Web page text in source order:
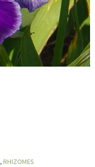
, RHIZOMES